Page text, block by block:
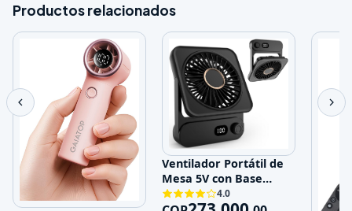
Productos relacionados
Ventilador Portátil de
Mesa 5V con Base
Magnética y 100
4.0